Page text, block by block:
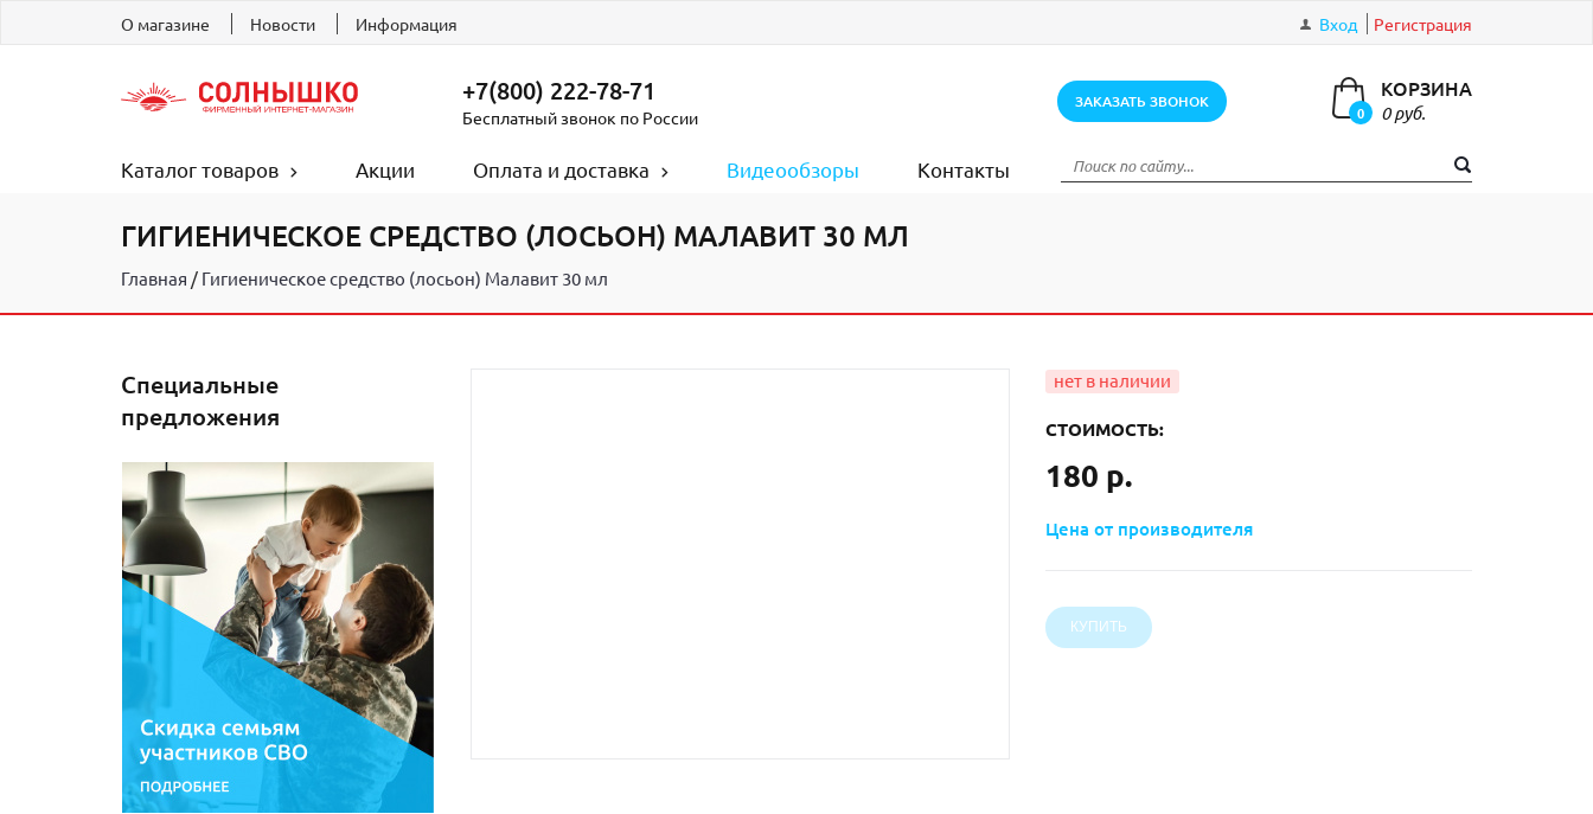
О магазине Новости Информация Вход Регистрация
+7(800) 222-78-71
Бесплатный звонок по России
ЗАКАЗАТЬ ЗВОНОК
0
КОРЗИНА
0 руб.
Каталог товаров Акции Оплата и доставка Видеообзоры Контакты
ГИГИЕНИЧЕСКОЕ СРЕДСТВО (ЛОСЬОН) МАЛАВИТ 30 МЛ
Главная Гигиеническое средство (лосьон) Малавит 30 мл
СТОИМОСТЬ:
180 р.
Цена от производителя
Специальные
предложения